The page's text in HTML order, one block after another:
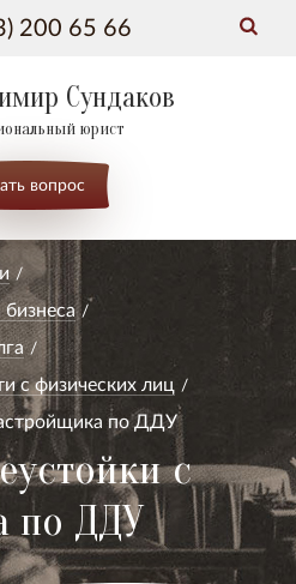
200 65 66
Сундаков
юрист
вопрос
с физических лиц
по ДДУ
с
по ДДУ